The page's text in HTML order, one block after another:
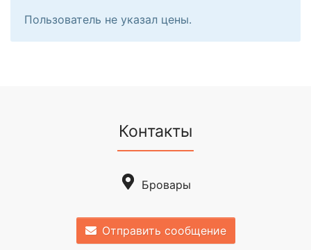
Пользователь не указал цены.
Контакты
Бровары
Отправить сообщение